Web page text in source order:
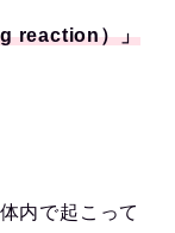
reaction）」
内で起こって